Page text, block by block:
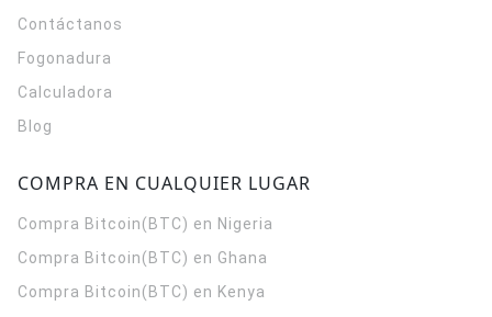
Contáctanos
Fogonadura
Calculadora
Blog
COMPRA EN CUALQUIER LUGAR
Compra Bitcoin(BTC) en Nigeria
Compra Bitcoin(BTC) en Ghana
Compra Bitcoin(BTC) en Kenya